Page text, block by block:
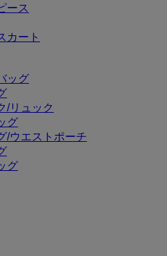
ース
カート
ッグ
/リュック
グ
/ウエストポーチ
グ